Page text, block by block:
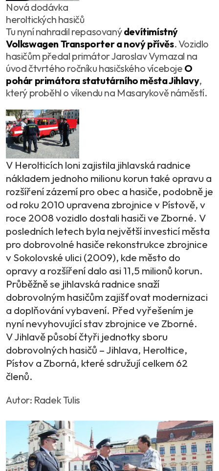
Nová dodávka
heroltických hasičů
Tu nyní nahradil repasovanýdevítimístný
Volkswagen Transporter a nový přívěs. Vozidlo
hasičům předal primátor Jaroslav Vymazal na
úvod čtvrtého ročníku hasičského víceboje O
pohár primátora statutárního města Jihlavy,
který proběhl o víkendu na Masarykově náměstí.
V Herolticích loni zajistila jihlavská radnice
nákladem jednoho milionu korun také opravu a
rozšíření zázemí pro obec a hasiče, podobně je
od roku 2010 upravena zbrojnice v Pístově, v
roce 2008 vozidlo dostali hasiči ve Zborné. V
posledních letech byla největší investicí města
pro dobrovolné hasiče rekonstrukce zbrojnice
v Sokolovské ulici (2009), kde město do
opravy a rozšíření dalo asi 11,5 milionů korun.
Průběžně se jihlavská radnice snaží
dobrovolným hasičům zajišťovat modernizaci
a doplňování vybavení. Před vyřešením je
nyní nevyhovující stav zbrojnice ve Zborné.
V Jihlavě působí čtyři jednotky sboru
dobrovolných hasičů – Jihlava, Heroltice,
Pístov a Zborná, které sdružují celkem 62
členů.
Autor: Radek Tulis